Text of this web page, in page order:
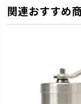
関連おすすめ